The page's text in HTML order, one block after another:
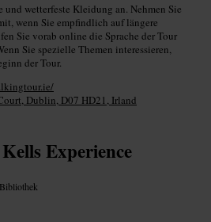
und wetterfeste Kleidung an. Nehmen Sie
wenn Sie empfindlich auf längere
Sie vorab online die Sprache der Tour
Sie spezielle Themen interessieren,
der Tour.
Dublin, D07 HD21, Irland
Experience
Bibliothek